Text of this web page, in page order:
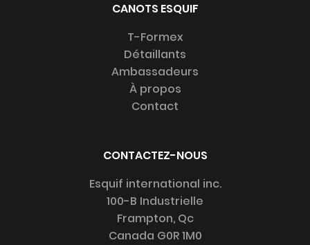
CANOTS ESQUIF
T-Formex
Détaillants
Ambassadeurs
À propos
Contact
CONTACTEZ-NOUS
Esquif international inc.
100-B Industrielle
Frampton, Qc
Canada G0R 1M0